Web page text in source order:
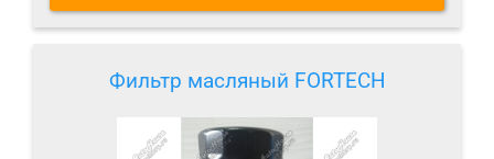
Фильтр масляный FORTECH